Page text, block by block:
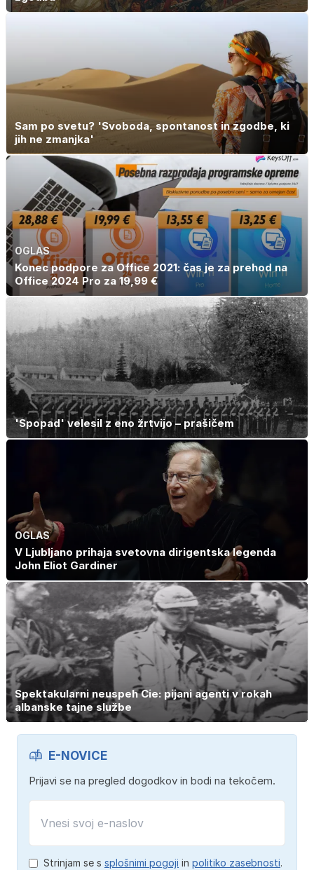
Sam po svetu? 'Svoboda, spontanost in zgodbe, ki
jih ne zmanjka'
OGLAS
Konec podpore za Office 2021: čas je za prehod na
Office 2024 Pro za 19,99 €
'Spopad' velesil z eno žrtvijo – prašičem
OGLAS
V Ljubljano prihaja svetovna dirigentska legenda
John Eliot Gardiner
Spektakularni neuspeh Cie: pijani agenti v rokah
albanske tajne službe
E-NOVICE
Prijavi se na pregled dogodkov in bodi na tekočem.
Strinjam se s splošnimi pogoji in politiko zasebnosti.